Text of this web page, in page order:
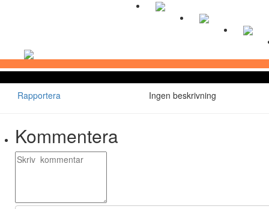
Rapportera Ingen beskrivning
Kommentera